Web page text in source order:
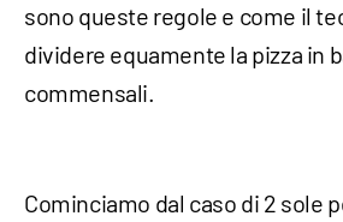
sono queste regole e come il
dividere equamente la pizza in
commensali.
Cominciamo dal caso di 2 sole